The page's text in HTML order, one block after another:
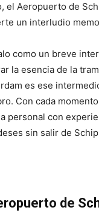
el Aeropuerto de
un interludio
como un breve
la esencia de la
es ese
Con cada
personal con
sin salir de
de